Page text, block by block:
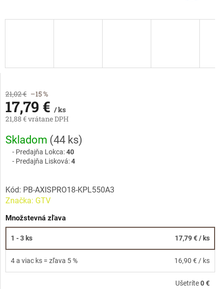
21,02 € –15 %
17,79 € / ks
21,88 € vrátane DPH
Jednotková
cena:
Skladom (44 ks)
Predajňa Lokca:40
Predajňa Lisková:4
Kód: PB-AXISPRO18-KPL550A3
Značka: GTV
Množstevná zľava
1 - 3 ks 17,79 €/ ks
4 a viac ks = zľava 5 % 16,90 € / ks
Ušetríte0 €